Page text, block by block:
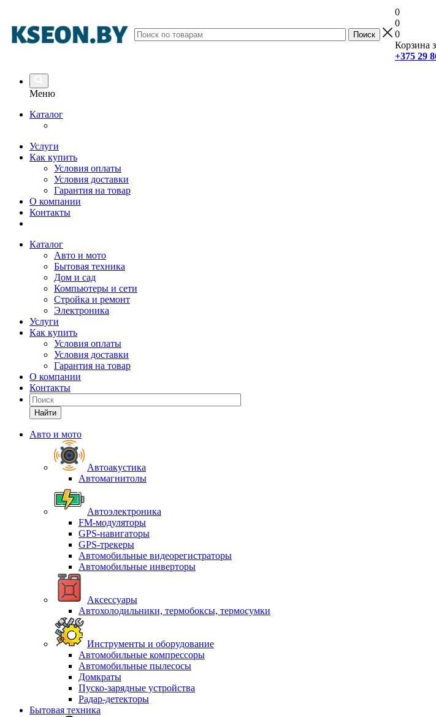
0
0
0
Корзина
+375 29
Меню
Каталог
Услуги
Как купить
Условия оплаты
Условия доставки
Гарантия на товар
О компании
Контакты
Каталог
Авто и мото
Бытовая техника
Дом и сад
Компьютеры и сети
Стройка и ремонт
Электроника
Услуги
Как купить
Условия оплаты
Условия доставки
Гарантия на товар
О компании
Контакты
Найти
Авто и мото
Автоакустика
Автомагнитолы
Автоэлектроника
FM-модуляторы
GPS-навигаторы
GPS-трекеры
Автомобильные видеорегистраторы
Автомобильные инверторы
Аксессуары
Автохолодильники, термобоксы, термосумки
Инструменты и оборудование
Автомобильные компрессоры
Автомобильные пылесосы
Домкраты
Пуско-зарядные устройства
Радар-детекторы
Бытовая техника